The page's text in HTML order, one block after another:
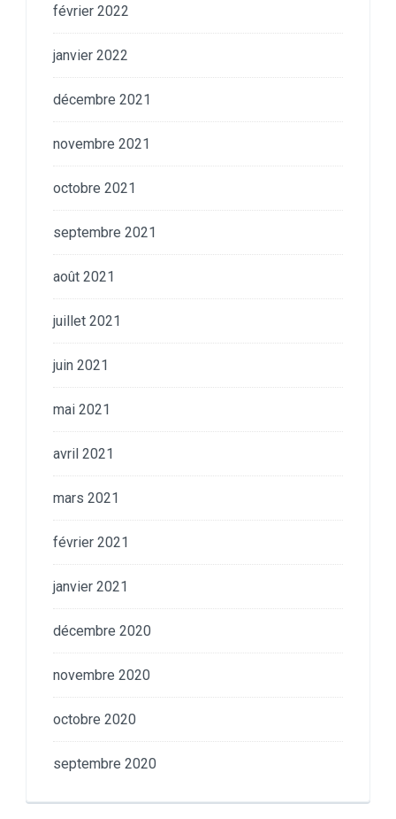
février 2022
janvier 2022
décembre 2021
novembre 2021
octobre 2021
septembre 2021
août 2021
juillet 2021
juin 2021
mai 2021
avril 2021
mars 2021
février 2021
janvier 2021
décembre 2020
novembre 2020
octobre 2020
septembre 2020